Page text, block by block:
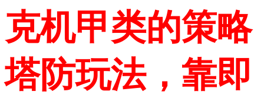
克机甲类的策略
塔防玩法，靠即